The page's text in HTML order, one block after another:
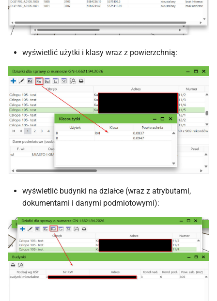
wyświetlić użytki i klasy wraz z powierzchnią:
wyświetlić budynki na działce (wraz z atrybutami,
dokumentami i danymi podmiotowymi):